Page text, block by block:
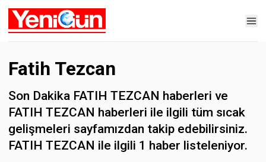
Fatih Tezcan
Son Dakika FATIH TEZCAN haberleri ve
FATIH TEZCAN haberleri ile ilgili tüm sıcak
gelişmeleri sayfamızdan takip edebilirsiniz.
FATIH TEZCAN ile ilgili 1 haber listeleniyor.